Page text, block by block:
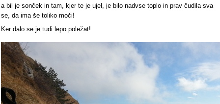
a bil je sonček in tam, kjer te je ujel, je bilo nadvse toplo in prav čudila sva
se, da ima še toliko moči!
Ker dalo se je tudi lepo poležat!